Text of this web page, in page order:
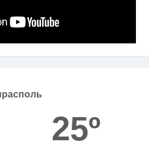
25º